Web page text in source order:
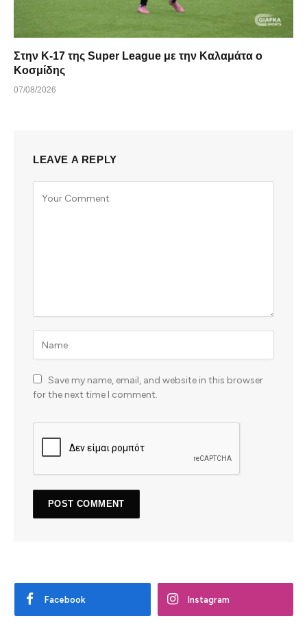
Στην Κ-17 της Super League με την Καλαμάτα ο
Κοσμίδης
07/08/2026
LEAVE A REPLY
Save my name, email, and website in this browser
for the next time I comment.
Facebook Instagram